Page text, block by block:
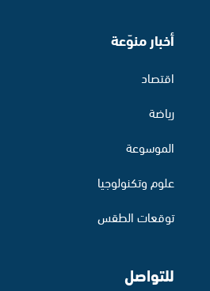
أخبار منوّعة
اقتصاد
رياضة
الموسوعة
علوم وتكنولوجيا
توقعات الطقس
للتواصل